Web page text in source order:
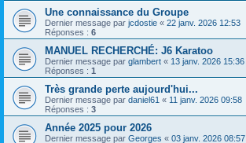
Une connaissance du Groupe
Dernier message par jcdostie « 22 janv. 2026 12:53
Réponses : 6
MANUEL RECHERCHÉ: J6 Karatoo
Dernier message par glambert « 13 janv. 2026 15:36
Réponses : 1
Très grande perte aujourd'hui...
Dernier message par daniel61 « 11 janv. 2026 09:58
Réponses : 3
Année 2025 pour 2026
Dernier message par Georges « 03 janv. 2026 08:57